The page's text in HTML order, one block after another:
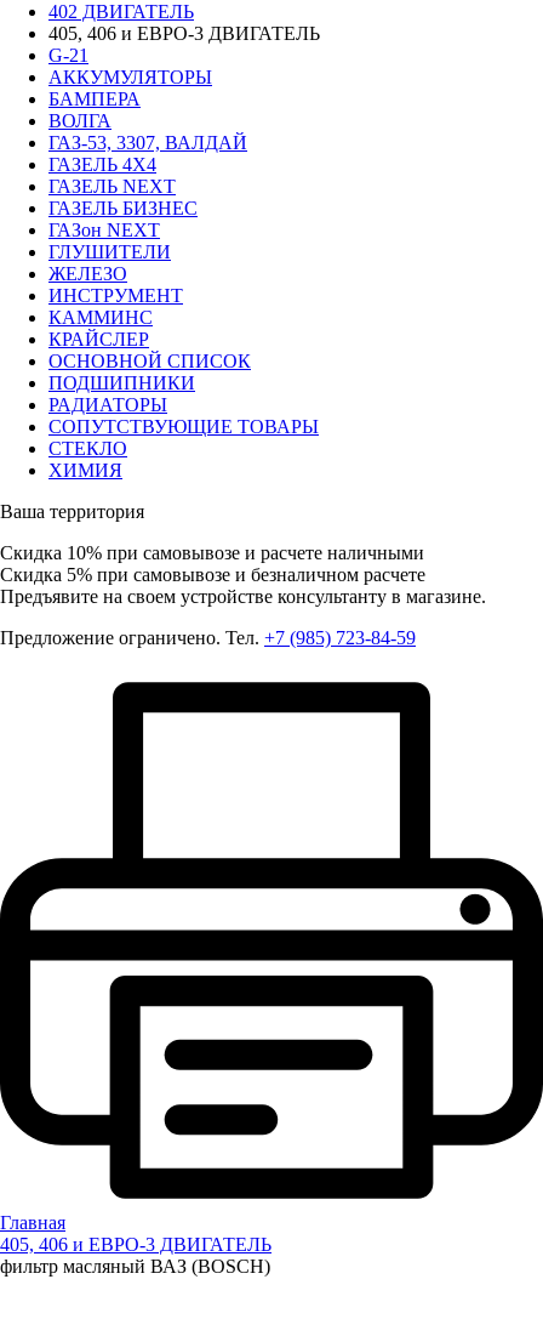
402 ДВИГАТЕЛЬ
405, 406 и ЕВРО-3 ДВИГАТЕЛЬ
G-21
АККУМУЛЯТОРЫ
БАМПЕРА
ВОЛГА
ГАЗ-53, 3307, ВАЛДАЙ
ГАЗЕЛЬ 4Х4
ГАЗЕЛЬ NEXT
ГАЗЕЛЬ БИЗНЕС
ГАЗон NEXT
ГЛУШИТЕЛИ
ЖЕЛЕЗО
ИНСТРУМЕНТ
КАММИНС
КРАЙСЛЕР
ОСНОВНОЙ СПИСОК
ПОДШИПНИКИ
РАДИАТОРЫ
СОПУТСТВУЮЩИЕ ТОВАРЫ
СТЕКЛО
ХИМИЯ
Ваша территория
Скидка 10% при самовывозе и расчете наличными
Скидка 5% при самовывозе и безналичном расчете
Предъявите на своем устройстве консультанту в магазине.
Предложение ограничено. Тел. +7 (985) 723-84-59
Главная
405, 406 и ЕВРО-3 ДВИГАТЕЛЬ
фильтр масляный ВАЗ (BOSCH)